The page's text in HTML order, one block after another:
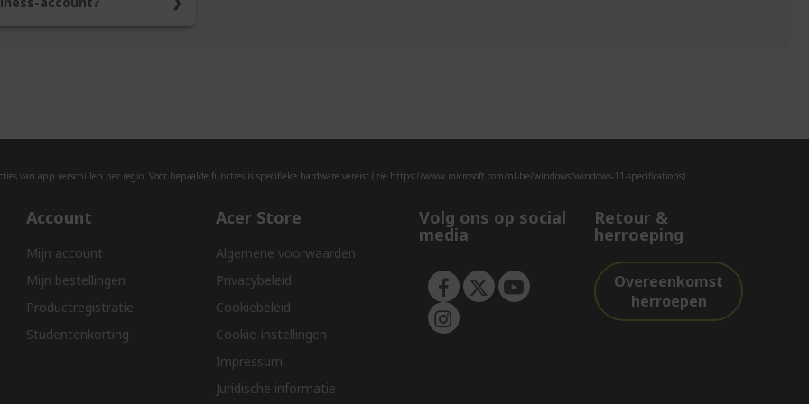
van de status. U ontvangt
van app verschillen per regio. Voor bepaalde functies is specifieke hardware vereist (zie https://www.microsoft.com/nl-be/windows/windows-11-specifications).
Account
Mijn account
Mijn bestellingen
Productregistratie
Studentenkorting
Acer Store
Algemene voorwaarden
Privacybeleid
Cookiebeleid
Cookie-instellingen
Impressum
Juridische informatie
Volg ons op social
media
Retour &
herroeping
Overeenkomst
herroepen